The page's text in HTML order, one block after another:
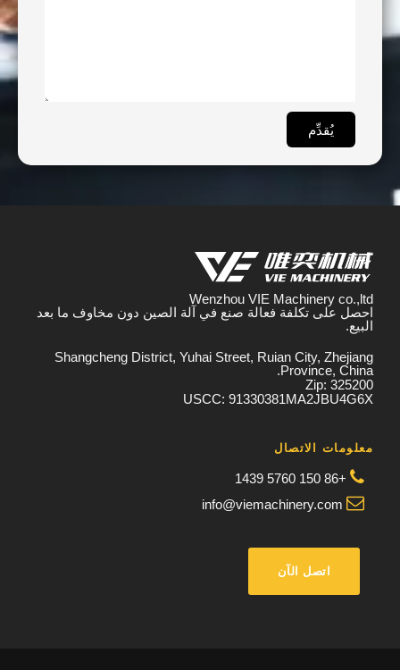
يُقدِّم
Wenzhou VIE Machinery co.,ltd
احصل على تكلفة فعالة صنع في آلة الصين دون مخاوف ما بعد
البيع.
Shangcheng District, Yuhai Street, Ruian City, Zhejiang
Province, China.
Zip: 325200
USCC: 91330381MA2JBU4G6X
معلومات الاتصال
+86 150 5760 1439
اتصل الآن